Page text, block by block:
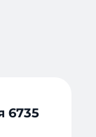
6735